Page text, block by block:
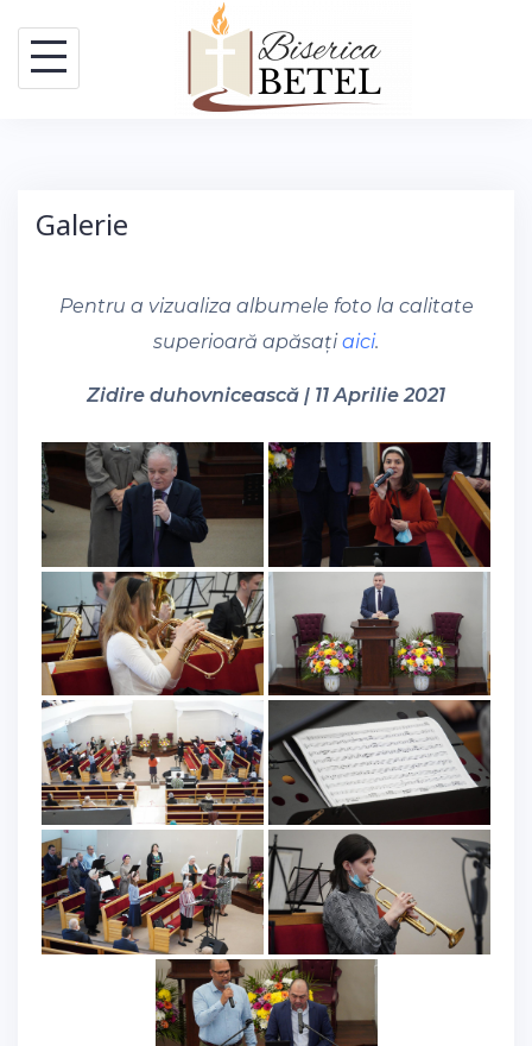
content
Galerie
Pentru a vizualiza albumele foto la calitate
superioară apăsațiaici.
Zidire duhovnicească | 11 Aprilie 2021